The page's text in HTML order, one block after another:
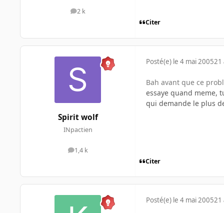
2 k
messages
Citer
Spirit wolf
INpactien
1,4 k
messages
Posté(e) le 4 mai 200521
Bah avant que ce
essaye quand meme,
qui demande le plus
Citer
Posté(e) le 4 mai 200521